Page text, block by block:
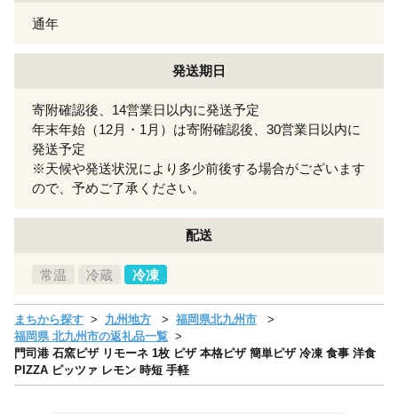
通年
発送期日
寄附確認後、14営業日以内に発送予定
年末年始（12月・1月）は寄附確認後、30営業日以内に
発送予定
※天候や発送状況により多少前後する場合がございます
ので、予めご了承ください。
配送
常温 冷蔵 冷凍
まちから探す 九州地方
福岡県北九州市
福岡県 北九州市の返礼品一覧
門司港 石窯ピザ リモーネ 1枚 ピザ 本格ピザ 簡単ピザ 冷凍 食事 洋食
PIZZA ピッツァ レモン 時短 手軽